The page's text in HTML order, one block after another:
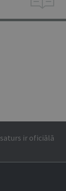
ir oficiālā